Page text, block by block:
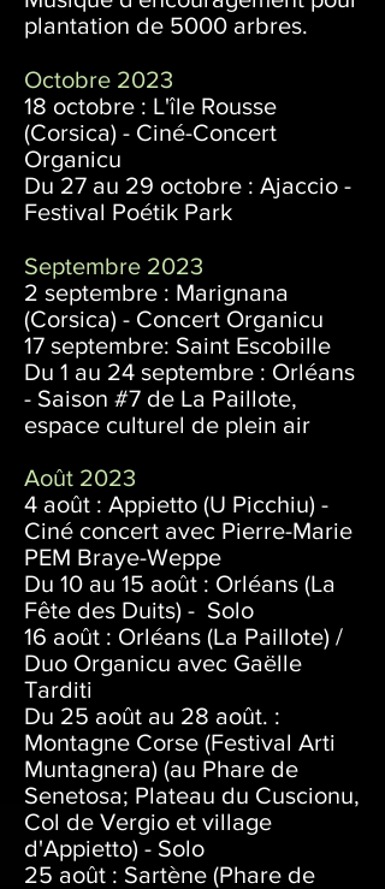
plantation de 5000 arbres.
Octobre 2023
18 octobre : L'île Rousse
(Corsica) - Ciné-Concert
Organicu
Du 27 au 29 octobre : Ajaccio -
Festival Poétik Park
Septembre 2023
2 septembre : Marignana
(Corsica) - Concert Organicu
17 septembre: Saint Escobille
Du 1 au 24 septembre : Orléans
- Saison #7 de La Paillote,
espace culturel de plein air
Août 2023
4 août : Appietto (U Picchiu) -
Ciné concert avec Pierre-Marie
PEM Braye-Weppe
Du 10 au 15 août : Orléans (La
Fête des Duits) - Solo
16 août : Orléans (La Paillote) /
Duo Organicu avec Gaëlle
Tarditi
Du 25 août au 28 août. :
Montagne Corse (Festival Arti
Muntagnera) (au Phare de
Senetosa; Plateau du Cuscionu,
Col de Vergio et village
d'Appietto) - Solo
25 août : Sartène (Phare de